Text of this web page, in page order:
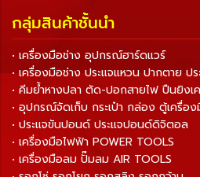
กลุ่มสินค้าชั้นนำ
• เครื่องมือช่าง อุปกรณ์ฮาร์ดแวร์
• เครื่องมือช่าง ประแจแหวน ปากตาย ป
• คีมย้ำหางปลา ตัด-ปอกสายไฟ ปืนยิงเ
• อุปกรณ์จัดเก็บ กระเป๋า กล่อง ตู้เครื่อ
• ประแจขันปอนด์ ประแจปอนด์ดิจิตอล
• เครื่องมือไฟฟ้า POWER TOOLS
• เครื่องมือลม ปั๊มลม AIR TOOLS